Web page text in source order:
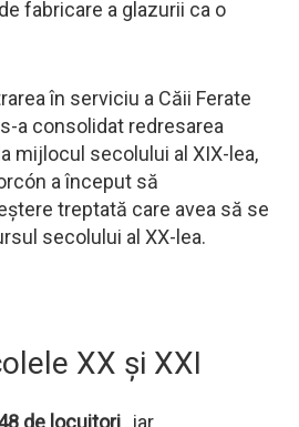
fabricare a glazurii ca o
în serviciu a Căii Ferate
a consolidat redresarea
mijlocul secolului al XIX-lea,
a început să
treptată care avea să se
secolului al XX-lea.
XX și XXI
de locuitori , iar